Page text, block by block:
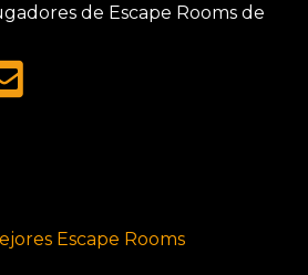
de Escape Rooms de
Escape Rooms